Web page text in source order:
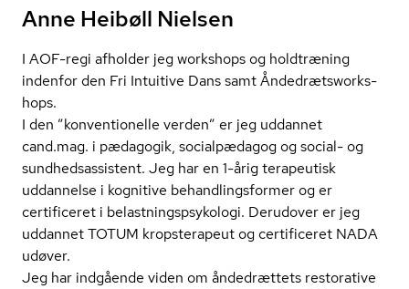
Anne Heibøll Nielsen
I AOF-regi afholder jeg workshops og holdtræning
indenfor den Fri Intuitive Dans samt Ån­de­drætswor­ks­
hops.
I den ”konventionelle verden” er jeg uddannet
cand.mag. i pædagogik, socialpædagog og social- og
sund­heds­as­si­stent. Jeg har en 1-årig terapeutisk
uddannelse i kognitive be­hand­lings­for­mer og er
certificeret i be­last­nings­psy­ko­lo­gi. Derudover er jeg
uddannet TOTUM kropsterapeut og certificeret NADA
udøver.
Jeg har indgående viden om åndedrættets restorative